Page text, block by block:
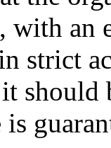
with
strict